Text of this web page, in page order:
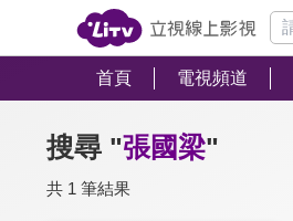
首頁 電視頻道
搜尋 "張國梁"
共 1 筆結果